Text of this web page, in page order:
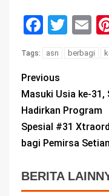
Tags: asn berbagi
Previous
Masuki Usia ke-31,
Hadirkan Program
Spesial #31
bagi Pemirsa
BERITA